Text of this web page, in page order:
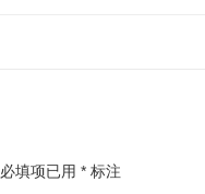
必填项已用 * 标注